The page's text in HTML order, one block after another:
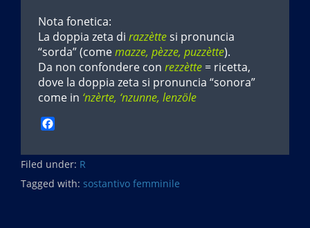
Nota fonetica:
La doppia zeta di razzèttesi pronuncia
“sorda” (comemazze, pèzze, puzzètte).
Da non confondere con rezzètte = ricetta,
dove la doppia zeta si pronuncia “sonora”
come in ‘nzèrte, ‘nzunne, lenzöle
c
e
b
Filed under: R
Tagged with: sostantivo femminile